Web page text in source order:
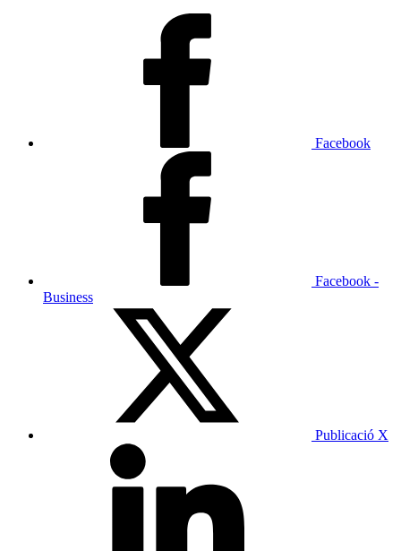
Facebook
Facebook -
Business
Publicació X